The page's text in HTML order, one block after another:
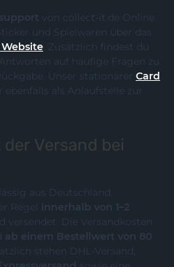
von collect-it.de Online
Shop für Sammelkarten, Sticker und Spielwaren über das
. Zusätzlich findest du
Antworten auf häufige Fragen zu
Unser stationärer Card
ebenfalls als Anlaufstelle zur
Versand bei
aus Deutschland.
Regel innerhalb von 1–2
versendet. Die Versandkosten
ab einem Bestellwert von 80
stehen DHL-Versand,